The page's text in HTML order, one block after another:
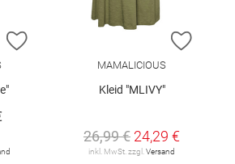
ZUR WUNSCHLISTE HINZUFÜGEN
ZUR
MAMALICIOUS
Kleid "MLIVY"
26,99 € 24,29 €
inkl. MwSt. zzgl. Versand